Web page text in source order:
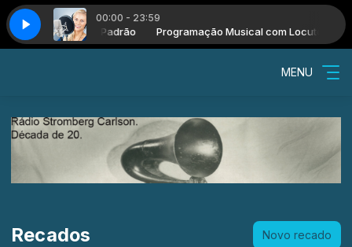
00:00 - 23:59
Locutor Padrão Programação Musical com Locutor Padrão
CHIQUINHA - RADIANTE
MENU
Recados Novo recado